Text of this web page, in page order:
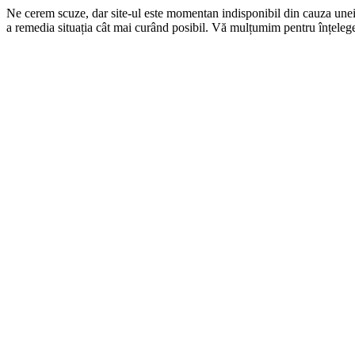
Ne cerem scuze, dar site-ul este momentan indisponibil din cauza
a remedia situația cât mai curând posibil. Vă mulțumim pentru